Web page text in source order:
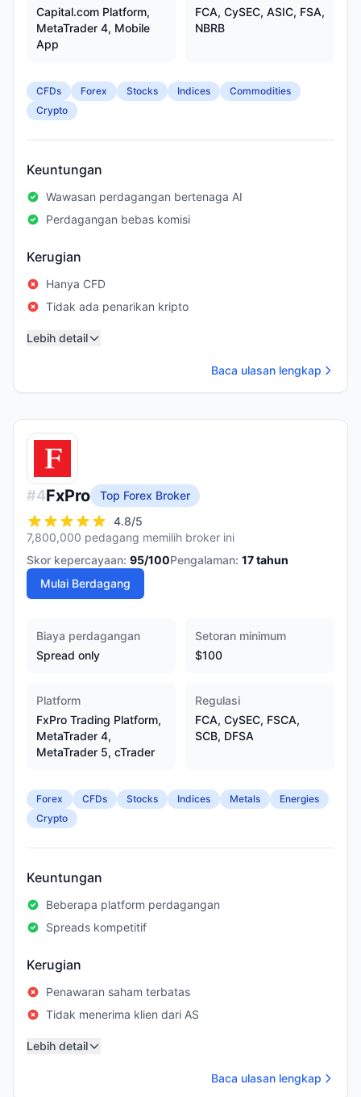
Capital.com Platform,
MetaTrader 4, Mobile
App
FCA, CySEC, ASIC, FSA,
NBRB
CFDs Forex Stocks Indices
Commodities
Crypto
Keuntungan
Wawasan perdagangan bertenaga AI
Perdagangan bebas komisi
Kerugian
Hanya CFD
Tidak ada penarikan kripto
Lebih detail
Baca ulasan lengkap
#4FxPro
Top Forex Broker
4.8/5
7,800,000 pedagang memilih broker ini
Skor kepercayaan: 95/100Pengalaman: 17tahun
Mulai Berdagang
Biaya perdagangan
Spread only
Setoran minimum
$100
Platform
FxPro Trading Platform,
MetaTrader 4,
MetaTrader 5, cTrader
Regulasi
FCA, CySEC, FSCA,
SCB, DFSA
Forex CFDs Stocks Indices Metals
Energies
Crypto
Keuntungan
Beberapa platform perdagangan
Spreads kompetitif
Kerugian
Penawaran saham terbatas
Tidak menerima klien dari AS
Lebih detail
Baca ulasan lengkap